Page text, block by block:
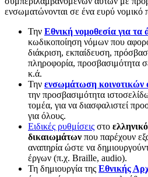
ενσωματώνονται σε ένα ευρύ νομικό
Την Εθνική νομοθεσία για τα
κωδικοποίηση νόμων που
διάκριση, εκπαίδευση,
πληροφορία, προσβασιμότητα
κ.ά.
Την ενσωμάτωση κοινοτικών
την προσβασιμότητα
τομέα, για να διασφαλιστεί
για όλους.
Ειδικές ρυθμίσεις στο
δικαιωμάτων που παρέχουν
αναπηρία ώστε να
έργων (π.χ. Braille, audio).
Τη δημιουργία της Εθνικής